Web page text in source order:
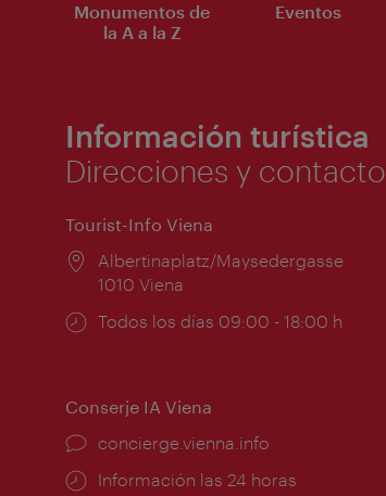
Monumentos de
la A a la Z
Eventos
Información turística
Direcciones y contacto
Tourist-Info Viena
Lugar:
Albertinaplatz/Maysedergasse
1010 Viena
Horarios
Todos los días 09:00 - 18:00 h
Conserje IA Viena
concierge.vienna.info
Información las 24 horas